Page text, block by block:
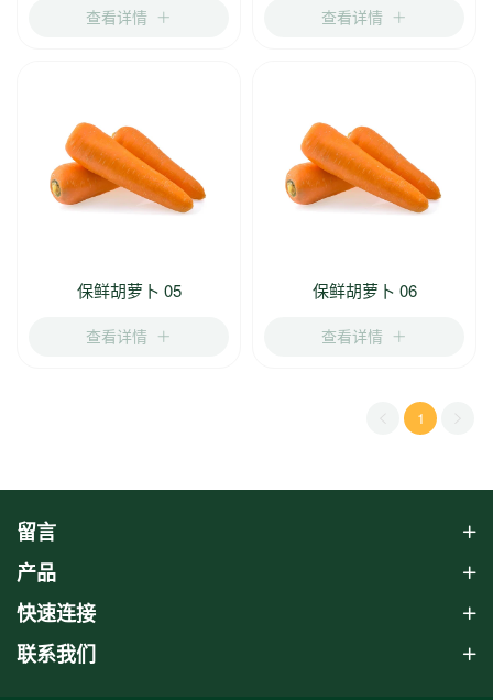
查看详情 查看详情
保鲜胡萝卜 05
查看详情
保鲜胡萝卜 06
查看详情
1
留言
产品
快速连接
联系我们